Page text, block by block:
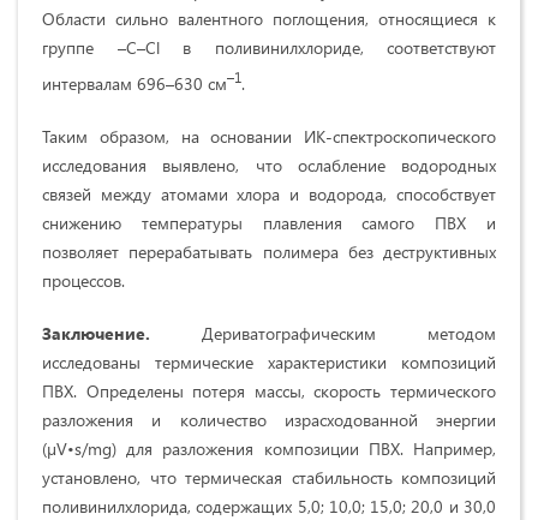
Области сильно валентного поглощения, относящиеся к
группе –C–Cl в поливинилхлориде, соответствуют
интервалам 696–630 см–1.
Таким образом, на основании ИК-спектроскопического
исследования выявлено, что ослабление водородных
связей между атомами хлора и водорода, способствует
снижению температуры плавления самого ПВХ и
позволяет перерабатывать полимера без деструктивных
процессов.
Заключение. Дериватографическим методом
исследованы термические характеристики композиций
ПВХ. Определены потеря массы, скорость термического
разложения и количество израсходованной энергии
(µV•s/mg) для разложения композиции ПВХ. Например,
установлено, что термическая стабильность композиций
поливинилхлорида, содержащих 5,0; 10,0; 15,0; 20,0 и 30,0